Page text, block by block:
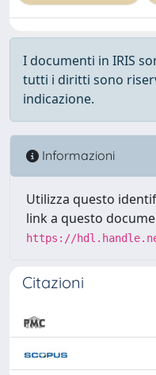
I documenti in IRIS
tutti i diritti sono
indicazione.
Informazioni
Utilizza questo
link a questo
https://
Citazioni